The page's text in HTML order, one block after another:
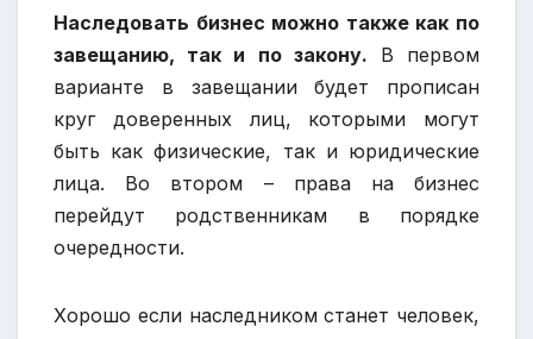
Наследовать бизнес можно также как по
завещанию, так и по закону. В первом
варианте в завещании будет прописан
круг доверенных лиц, которыми могут
быть как физические, так и юридические
лица. Во втором – права на бизнес
перейдут родственникам в порядке
очередности.
Хорошо если наследником станет человек,